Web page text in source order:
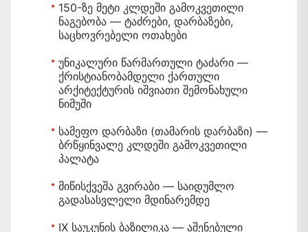
150-ზე მეტი კლდეში გამოკვეთილი
ნაგებობა — ტაძრები, დარბაზები,
საცხოვრებელი ოთახები
უნიკალური წარმართული ტაძარი —
ქრისტიანობამდელი ქართული
არქიტექტურის იშვიათი შემონახული
ნიმუში
სამეფო დარბაზი (თამარის დარბაზი) —
ბრწყინვალე კლდეში გამოკვეთილი
პალატა
მიწისქვეშა გვირაბი — საიდუმლო
გადასასვლელი მდინარემდე
IX საუკუნის ბაზილიკა — აშენებული